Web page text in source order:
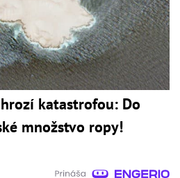
katastrofou: Do
množstvo ropy!